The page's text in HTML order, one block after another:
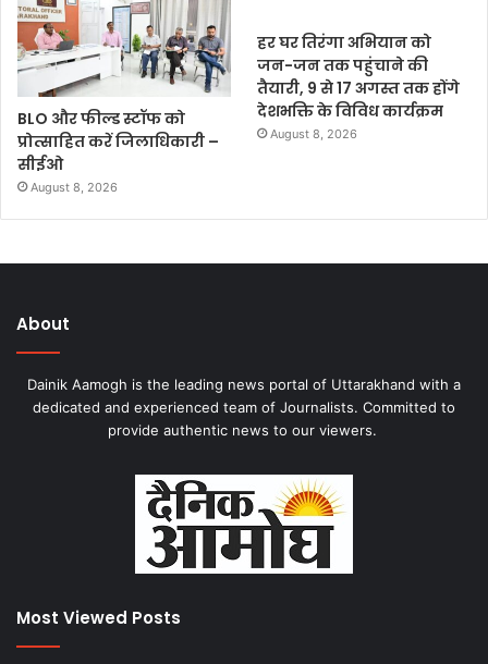
BLO और फील्ड स्टॉफ को
प्रोत्साहित करें जिलाधिकारी –
सीईओ
August 8, 2026
हर घर तिरंगा अभियान को
जन-जन तक पहुंचाने की
तैयारी, 9 से 17 अगस्त तक होंगे
देशभक्ति के विविध कार्यक्रम
August 8, 2026
About
Dainik Aamogh is the leading news portal of Uttarakhand with a
dedicated and experienced team of Journalists. Committed to
provide authentic news to our viewers.
Most Viewed Posts